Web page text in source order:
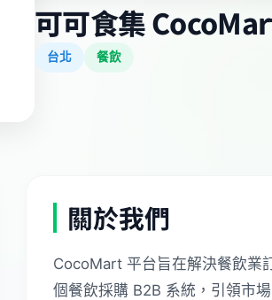
可可食集
台北 餐飲
關於我們
CocoMart 平台旨在解決餐飲業
個餐飲採購 B2B 系統，引領市